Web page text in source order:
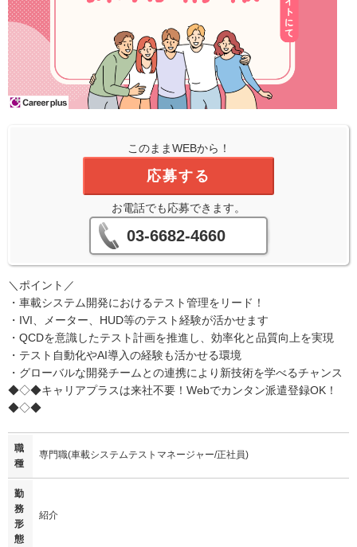
このままWEBから！
応募する
お電話でも応募できます。
03-6682-4660
＼ポイント／
・車載システム開発におけるテスト管理をリード！
・IVI、メーター、HUD等のテスト経験が活かせます
・QCDを意識したテスト計画を推進し、効率化と品質向上を実現
・テスト自動化やAI導入の経験も活かせる環境
・グローバルな開発チームとの連携により新技術を学べるチャンス
◆◇◆キャリアプラスは来社不要！Webでカンタン派遣登録OK！
◆◇◆
職
種
専門職(車載システムテストマネージャー/正社員)
勤
務
形
態
紹介